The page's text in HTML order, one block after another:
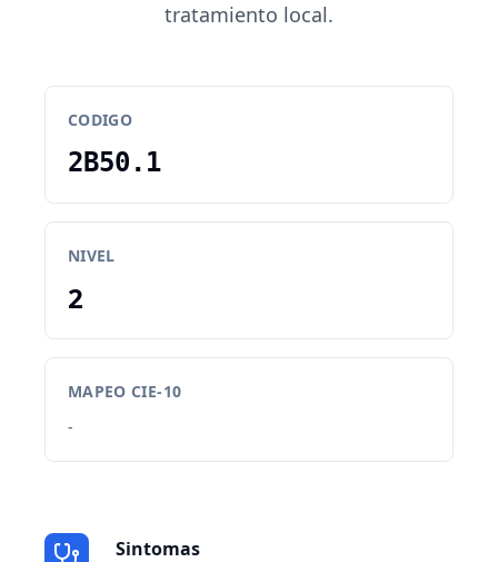
tratamiento local.
CODIGO
2B50.1
NIVEL
2
MAPEO CIE-10
-
Sintomas